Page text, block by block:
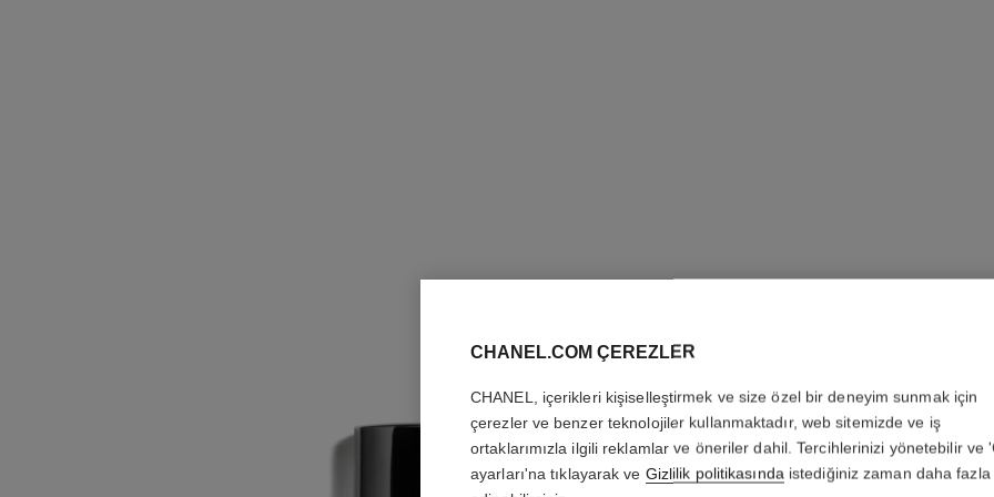
Longwear Nail
Daha fazla ayrıntı
Ref. 179105
CHANEL.COM ÇEREZLER
CHANEL, içerikleri kişiselleştirmek ve size özel bir deneyim sunmak için
çerezler ve benzer teknolojiler kullanmaktadır, web sitemizde ve iş
ortaklarımızla ilgili reklamlar ve öneriler dahil. Tercihlerinizi yönetebilir ve
ayarları'na tıklayarak ve Gizlilik politikasındaistediğiniz zaman daha fazla